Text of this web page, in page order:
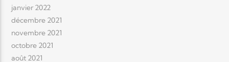
janvier 2022
décembre 2021
novembre 2021
octobre 2021
août 2021